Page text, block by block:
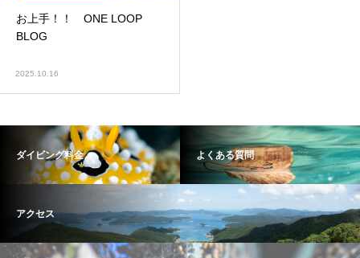
お上手！！ ONE LOOP
BLOG
2025.10.16
ダイビング料金 よくある質問
アクセス